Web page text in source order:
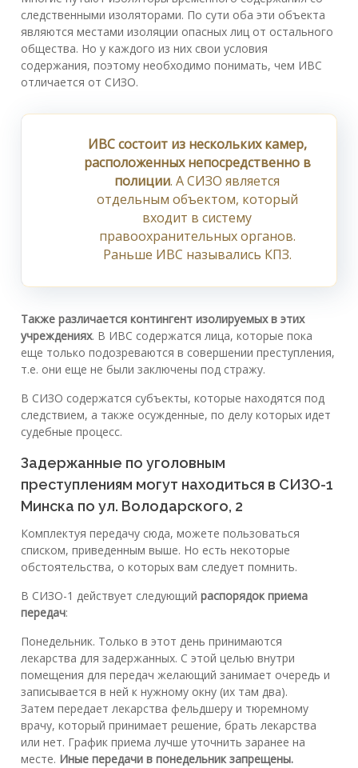
следственными изоляторами. По сути оба эти объекта
являются местами изоляции опасных лиц от остального
общества. Но у каждого из них свои условия
содержания, поэтому необходимо понимать, чем ИВС
отличается от СИЗО.
ИВС состоит из нескольких камер,
расположенных непосредственно в
полиции. А СИЗО является
отдельным объектом, который
входит в систему
правоохранительных органов.
Раньше ИВС назывались КПЗ.
Также различается контингент изолируемых в этих
учреждениях. В ИВС содержатся лица, которые пока
еще только подозреваются в совершении преступления,
т.е. они еще не были заключены под стражу.
В СИЗО содержатся субъекты, которые находятся под
следствием, а также осужденные, по делу которых идет
судебные процесс.
Задержанные по уголовным
преступлениям могут находиться в СИЗО-1
Минска по ул. Володарского, 2
Комплектуя передачу сюда, можете пользоваться
списком, приведенным выше. Но есть некоторые
обстоятельства, о которых вам следует помнить.
В СИЗО-1 действует следующий распорядок приема
передач:
Понедельник. Только в этот день принимаются
лекарства для задержанных. С этой целью внутри
помещения для передач желающий занимает очередь и
записывается в ней к нужному окну (их там два).
Затем передает лекарства фельдшеру и тюремному
врачу, который принимает решение, брать лекарства
или нет. График приема лучше уточнить заранее на
месте. Иные передачи в понедельник запрещены.